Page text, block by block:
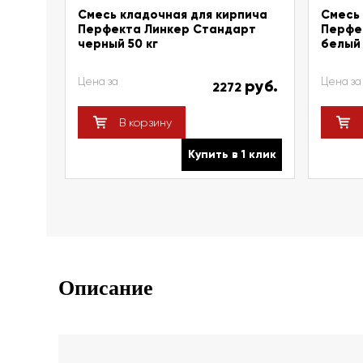
Смесь кладочная для кирпича
Перфекта Линкер Стандарт
черный 50 кг
Цена за 2272 руб.
В корзину
Купить в 1 клик
Смесь
белый
Цена за
Описание